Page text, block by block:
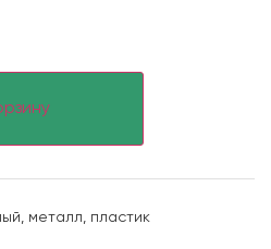
металл, пластик